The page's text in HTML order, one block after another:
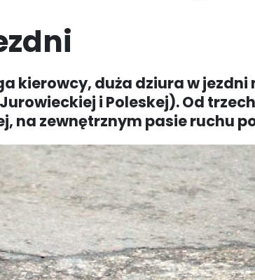
kierowcy, duża dziura w jezdni
i Poleskej). Od
na zewnętrznym pasie ruchu